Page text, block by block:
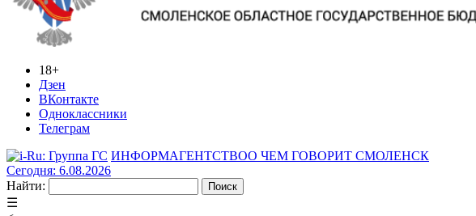
18+
Дзен
ВКонтакте
Одноклассники
Телеграм
ИНФОРМАГЕНТСТВОО ЧЕМ ГОВОРИТ СМОЛЕНСК
Сегодня: 6.08.2026
Найти:
☰